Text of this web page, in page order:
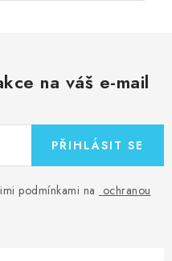
na váš e-mail
podmínkami na ochranou
PŘIHLÁSIT SE